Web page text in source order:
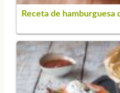
Receta de hamburguesa